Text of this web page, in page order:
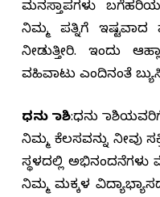
ಮನಸ್ತಾಪಗಳು
ನಿಮ್ಮ ಪತ್ನಿಗೆ ಇಷ್ಟವಾದ
ನೀಡುತ್ತೀರಿ. ಇಂದು
ವಹಿವಾಟು ಎಂದಿನಂತೆ
ಧನು ರಾಶಿ:ಧನು
ನಿಮ್ಮ ಕೆಲಸವನ್ನು ನೀವು
ಸ್ಥಳದಲ್ಲಿ ಅಭಿನಂದನೆಗಳು
ನಿಮ್ಮ ಮಕ್ಕಳ